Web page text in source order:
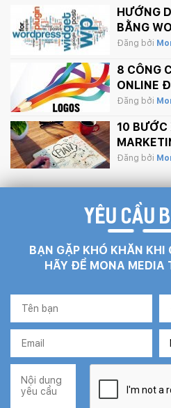
HƯỚNG
BẰNG
Đăng bởi
8 CÔNG
ONLINE
Đăng bởi
10 BƯỚC
Đăng bởi
YÊU CẦU
BẠN GẶP KHÓ KHĂN KHI
HÃY ĐỂ MONA MEDIA